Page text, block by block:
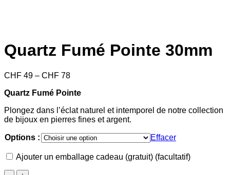
Quartz Fumé Pointe 30mm
CHF 49 – CHF 78Price
CHF 49
CHF 78
Quartz Fumé Pointe
Plongez dans l’éclat naturel et intemporel de notre collection
de bijoux en pierres fines et argent.
Options : Effacer
Ajouter un emballage cadeau (gratuit) (facultatif)